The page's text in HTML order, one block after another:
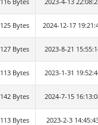
116 Bytes 2023-4-13
125 Bytes 2024-12-17
127 Bytes 2023-8-21
113 Bytes 2023-1-31
142 Bytes 2024-7-15
113 Bytes 2023-2-3